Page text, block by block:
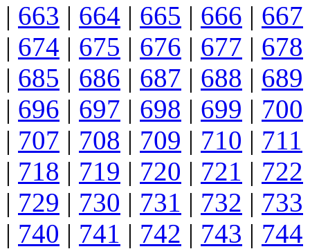
| 663 | 664 | 665 | 666 | 667
| 674 | 675 | 676 | 677 | 678
| 685 | 686 | 687 | 688 | 689
| 696 | 697 | 698 | 699 | 700
| 707 | 708 | 709 | 710 | 711
| 718 | 719 | 720 | 721 | 722
| 729 | 730 | 731 | 732 | 733
| 740 | 741 | 742 | 743 | 744